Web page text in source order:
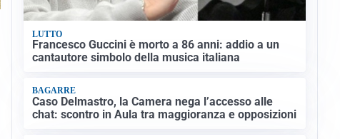
LUTTO
Francesco Guccini è morto a 86 anni: addio a un
cantautore simbolo della musica italiana
BAGARRE
Caso Delmastro, la Camera nega l’accesso alle
chat: scontro in Aula tra maggioranza e opposizioni